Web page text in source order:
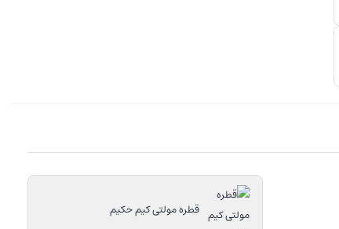
قطره مولتی کیم حکیم